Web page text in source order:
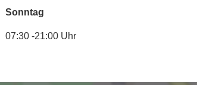
Sonntag
07:30 -21:00 Uhr